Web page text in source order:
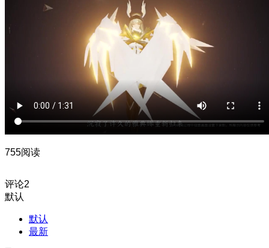
755阅读
评论2
默认
默认
最新